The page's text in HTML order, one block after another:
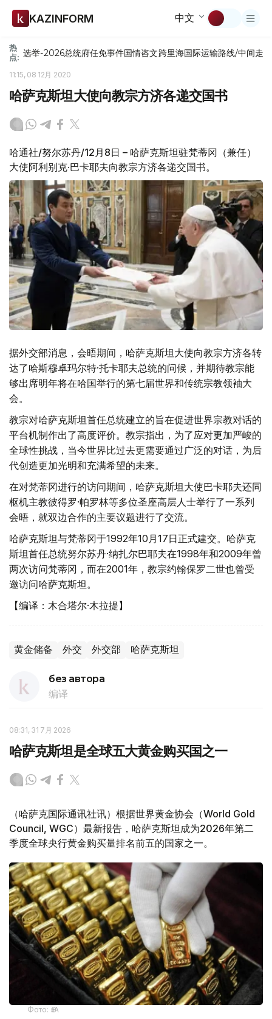
KAZINFORM 中文
热
点: 选举-2026总统府任免事件国情咨文跨里海国际运输路线/中间走廊
11:15, 08 12月 2020
哈萨克斯坦大使向教宗方济各递交国书
哈通社/努尔苏丹/12月8日 – 哈萨克斯坦驻梵蒂冈（兼任）
大使阿利别克·巴卡耶夫向教宗方济各递交国书。
据外交部消息，会晤期间，哈萨克斯坦大使向教宗方济各转
达了哈斯穆卓玛尔特·托卡耶夫总统的问候，并期待教宗能
够出席明年将在哈国举行的第七届世界和传统宗教领袖大
会。
教宗对哈萨克斯坦首任总统建立的旨在促进世界宗教对话的
平台机制作出了高度评价。教宗指出，为了应对更加严峻的
全球性挑战，当今世界比过去更需要通过广泛的对话，为后
代创造更加光明和充满希望的未来。
在对梵蒂冈进行的访问期间，哈萨克斯坦大使巴卡耶夫还同
枢机主教彼得罗·帕罗林等多位圣座高层人士举行了一系列
会晤，就双边合作的主要议题进行了交流。
哈萨克斯坦与梵蒂冈于1992年10月17日正式建交。哈萨克
斯坦首任总统努尔苏丹·纳扎尔巴耶夫在1998年和2009年曾
两次访问梵蒂冈，而在2001年，教宗约翰保罗二世也曾受
邀访问哈萨克斯坦。
【编译：木合塔尔·木拉提】
黄金储备 外交 外交部 哈萨克斯坦
без автора
编译
08:31, 31 7月 2026
哈萨克斯坦是全球五大黄金购买国之一
（哈萨克国际通讯社讯）根据世界黄金协会（World Gold
Council, WGC）最新报告，哈萨克斯坦成为2026年第二
季度全球央行黄金购买量排名前五的国家之一。
Фото: ӨзА